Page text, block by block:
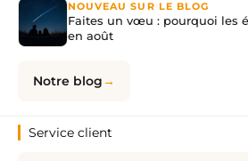
NOUVEAU SUR LE BLOG
Faites un vœu : pourquoi les
en août
Notre blog
Service client